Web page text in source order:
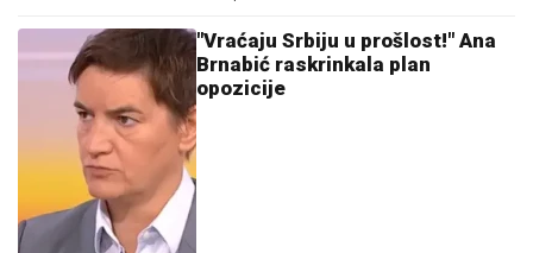
"Vraćaju Srbiju u prošlost!" Ana
Brnabić raskrinkala plan
opozicije